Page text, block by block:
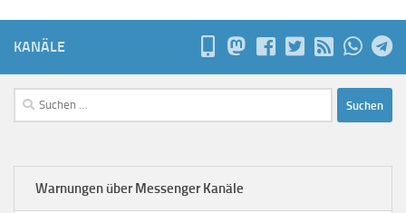
KANÄLE
Suchen
nach:
Warnungen über Messenger Kanäle